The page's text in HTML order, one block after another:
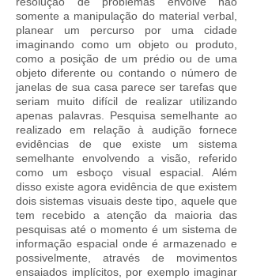
somente a manipulação do material verbal,
planear um percurso por uma cidade
imaginando como um objeto ou produto,
como a posição de um prédio ou de uma
objeto diferente ou contando o número de
janelas de sua casa parece ser tarefas que
seriam muito difícil de realizar utilizando
apenas palavras. Pesquisa semelhante ao
realizado em relação à audição fornece
evidências de que existe um sistema
semelhante envolvendo a visão, referido
como um esboço visual espacial. Além
disso existe agora evidência de que existem
dois sistemas visuais deste tipo, aquele que
tem recebido a atenção da maioria das
pesquisas até o momento é um sistema de
informação espacial onde é armazenado e
possivelmente, através de movimentos
ensaiados implícitos, por exemplo imaginar